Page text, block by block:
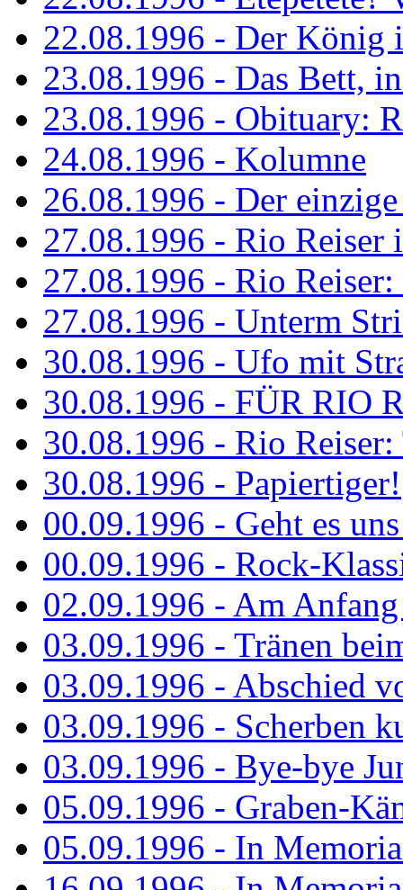
22.08.1996 - Der König
23.08.1996 - Das Bett,
23.08.1996 - Obituary:
24.08.1996 - Kolumne
26.08.1996 - Der
27.08.1996 - Rio Reiser
27.08.1996 - Rio
27.08.1996 - Unterm
30.08.1996 - Ufo mit
30.08.1996 - FÜR RIO
30.08.1996 - Rio
30.08.1996 - Papiertiger!
00.09.1996 - Geht es
00.09.1996 - Rock-
02.09.1996 - Am
03.09.1996 - Tränen
03.09.1996 - Abschied
03.09.1996 - Scherben
03.09.1996 - Bye-bye
05.09.1996 - Graben-
05.09.1996 - In